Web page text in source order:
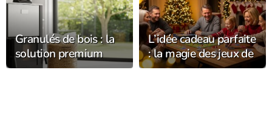
cet été
Granulés de bois : la
solution premium
pour un chauffage
L’idée cadeau parfaite
: la magie des jeux de
société à Noël 2025